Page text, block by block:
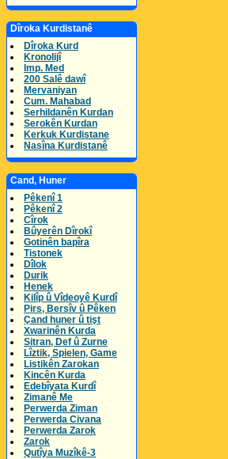
Dîroka Kurdistanê
Dîroka Kurd
Kronolijî
Imp. Med
200 Salê dawî
Mervaniyan
Cum. Mahabad
Serhildanên Kurdan
Serokên Kurdan
Kerkuk Kurdistane
Nasîna Kurdistanê
Cand, Huner
Pêkenî 1
Pêkenî 2
Cîrok
Bûyerên Dîrokî
Gotinên bapîra
Tistonek
Dîlok
Durik
Henek
Kilîp û Vîdeoyê Kurdî
Pirs, Bersîv û Pêken
Çand huner û tişt
Xwarinên Kurda
Sitran, Def û Zurne
Lîztik, Spielen, Game
Listikên Zarokan
Kincên Kurda
Edebîyata Kurdî
Zimanê Me
Perwerda Ziman
Perwerda Civana
Perwerda Zarok
Zarok
Qutîya Muzîkê-3